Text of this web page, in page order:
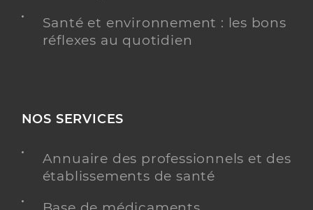
Santé et environnement : les bons
réflexes au quotidien
NOS SERVICES
Annuaire des professionnels et des
établissements de santé